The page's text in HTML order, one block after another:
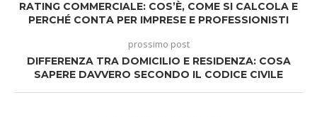
RATING COMMERCIALE: COS’È, COME SI CALCOLA E
PERCHÉ CONTA PER IMPRESE E PROFESSIONISTI
prossimo post
DIFFERENZA TRA DOMICILIO E RESIDENZA: COSA
SAPERE DAVVERO SECONDO IL CODICE CIVILE